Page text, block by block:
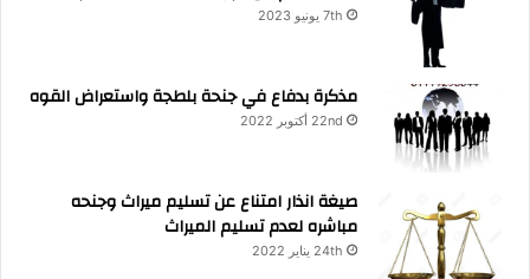
7th يونيو 2023
مذكرة بدفاع في جنحة بلطجة واستعراض القوه
22nd أكتوبر 2022
صيغة انذار امتناع عن تسليم ميراث وجنحه
مباشره لعدم تسليم الميراث
24th يناير 2022